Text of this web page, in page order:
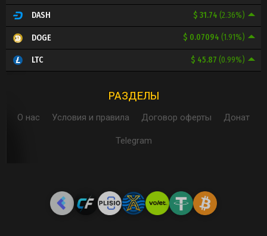
$ 31.74 (2.36%)
DASH
$ 0.07094 (1.91%)
DOGE
$ 45.87 (0.99%)
LTC
РАЗДЕЛЫ
О нас Условия и правила Договор оферты Донат
Telegram